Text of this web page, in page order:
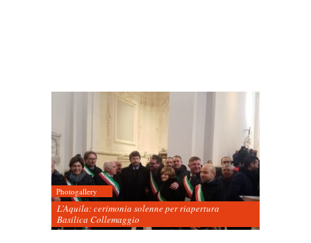
Photogallery
L’Aquila: cerimonia solenne per riapertura
Basilica Collemaggio